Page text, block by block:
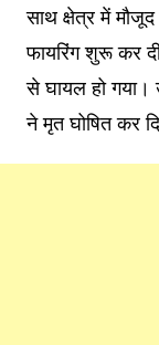
साथ क्षेत्र में
फायरिंग शुरू कर
से घायल हो गया।
ने मृत घोषित कर